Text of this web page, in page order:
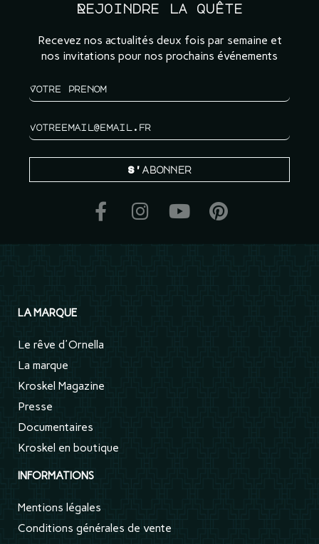
Rejoindre la quête
Recevez nos actualités deux fois par semaine et
nos invitations pour nos prochains événements
S'abonner
LA MARQUE
Le rêve d'Ornella
La marque
Kroskel Magazine
Presse
Documentaires
Kroskel en boutique
INFORMATIONS
Mentions légales
Conditions générales de vente